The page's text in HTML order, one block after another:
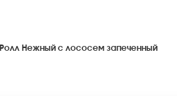
Ролл Нежный с лососем запеченный